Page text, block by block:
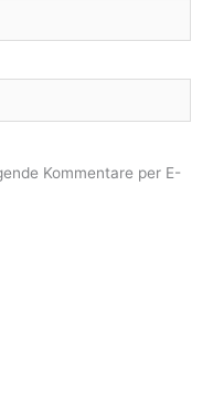
Kommentare per E-